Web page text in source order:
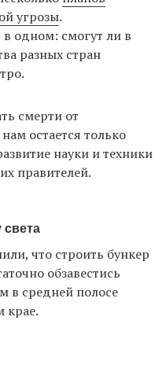
угрозы.
одном: смогут ли в
разных стран
смерти от
остается только
науки и техники
правителей.
света
что строить бункер
обзавестись
в средней полосе
крае.